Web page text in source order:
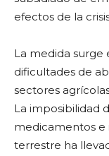
efectos de la
La medida
dificultades de
sectores
La imposibilidad
medicamentos e
terrestre ha